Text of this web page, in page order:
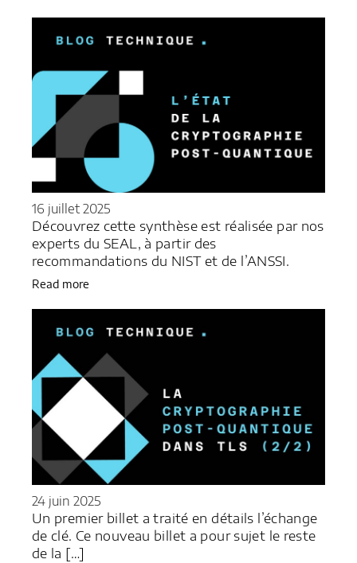
16 juillet 2025
Découvrez cette synthèse est réalisée par nos
experts du SEAL, à partir des
recommandations du NIST et de l’ANSSI.
Read more
24 juin 2025
Un premier billet a traité en détails l’échange
de clé. Ce nouveau billet a pour sujet le reste
de la […]